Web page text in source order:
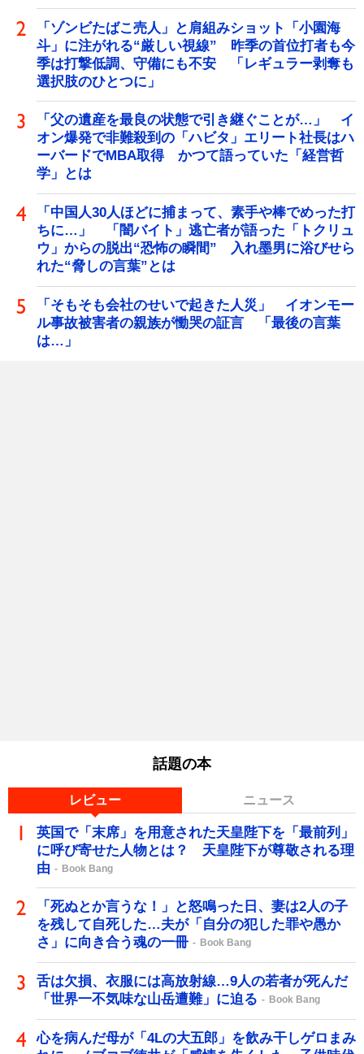
「ゾンビたばこ売人」と肩組みショット「小園海
斗」に注がれる“厳しい視線” 昨季の首位打者も今
季は打撃低調、守備にも不安 「レギュラー剥奪も
選択肢のひとつに」
「父の遺産を最良の状態で引き継ぐことが…」 イ
オン爆発で非難殺到の「ハビタ」エリート社長はハ
ーバードでMBA取得 かつて語っていた「経営哲
学」とは
「中国人30人ほどに捕まって、素手や棒でめった打
ちに…」 「闇バイト」逃亡者が語った「トクリュ
ウ」からの脱出“恐怖の瞬間” 入れ墨男に浴びせら
れた“脅しの言葉”とは
「そもそも会社のせいで起きた人災」 イオンモー
ル事故被害者の親族が慟哭の証言 「最後の言葉
は…」
話題の本
レビュー ニュース
英国で「末席」を用意された天皇陛下を「最前列」
に呼び寄せた人物とは？ 天皇陛下が尊敬される理
由
Book Bang
「死ぬとか言うな！」と怒鳴った日、妻は2人の子
を残して自死した…夫が「自分の犯した罪や愚か
さ」に向き合う魂の一冊
Book Bang
舌は欠損、衣服には高放射線…9人の若者が死んだ
「世界一不気味な山岳遭難」に迫る
Book Bang
心を病んだ母が「4Lの大五郎」を飲み干しゲロまみ